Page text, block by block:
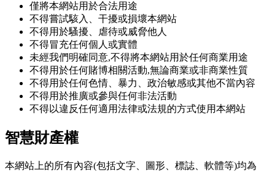
僅將本網站用於合法用途
不得嘗試駭入、干擾或損壞本網站
不得用於騷擾、虐待或威脅他人
不得冒充任何個人或實體
未經我們明確同意,不得將本網站用於任何商業用途
不得用於任何賭博相關活動,無論商業或非商業性質
不得用於任何色情、暴力、政治敏感或其他不當內容
不得用於推廣或參與任何非法活動
不得以違反任何適用法律或法規的方式使用本網站
智慧財產權
本網站上的所有內容(包括文字、圖形、標誌、軟體等)均為